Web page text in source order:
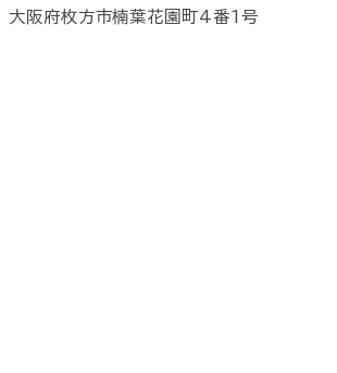
阪府枚方市楠葉花園町4番1号